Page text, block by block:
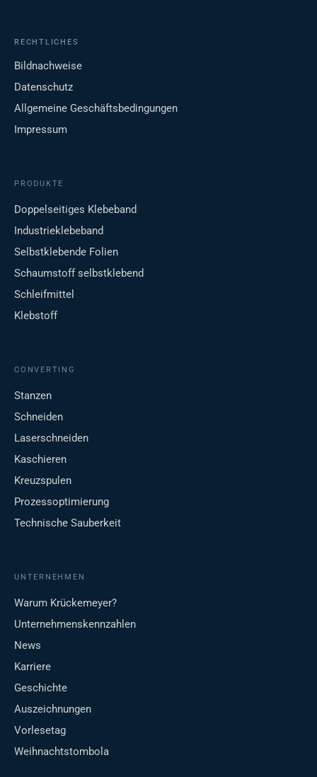
RECHTLICHES
Bildnachweise
Datenschutz
Allgemeine Geschäftsbedingungen
Impressum
PRODUKTE
Doppelseitiges Klebeband
Industrieklebeband
Selbstklebende Folien
Schaumstoff selbstklebend
Schleifmittel
Klebstoff
CONVERTING
Stanzen
Schneiden
Laserschneiden
Kaschieren
Kreuzspulen
Prozessoptimierung
Technische Sauberkeit
UNTERNEHMEN
Warum Krückemeyer?
Unternehmenskennzahlen
News
Karriere
Geschichte
Auszeichnungen
Vorlesetag
Weihnachtstombola